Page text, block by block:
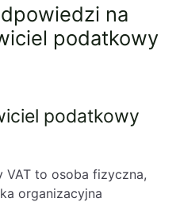
na
podatkowy
podatkowy
to osoba fizyczna,
organizacyjna